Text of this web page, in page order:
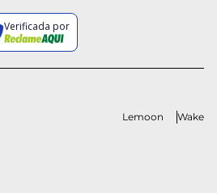
Verificada por
Lemoon Wake